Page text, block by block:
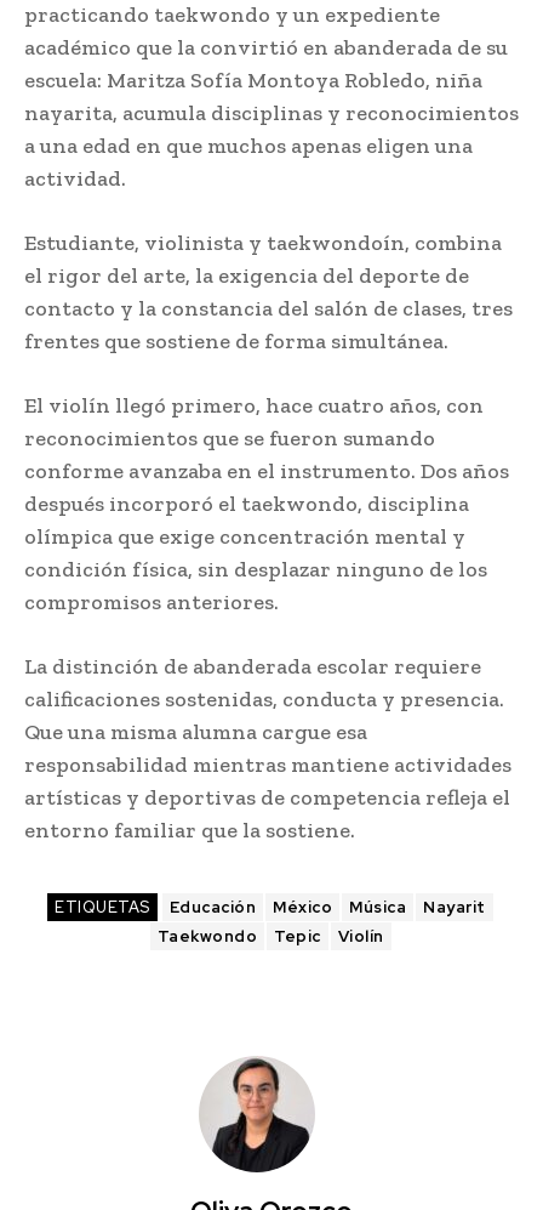
practicando taekwondo y un expediente
académico que la convirtió en abanderada de su
escuela: Maritza Sofía Montoya Robledo, niña
nayarita, acumula disciplinas y reconocimientos
a una edad en que muchos apenas eligen una
actividad.
Estudiante, violinista y taekwondoín, combina
el rigor del arte, la exigencia del deporte de
contacto y la constancia del salón de clases, tres
frentes que sostiene de forma simultánea.
El violín llegó primero, hace cuatro años, con
reconocimientos que se fueron sumando
conforme avanzaba en el instrumento. Dos años
después incorporó el taekwondo, disciplina
olímpica que exige concentración mental y
condición física, sin desplazar ninguno de los
compromisos anteriores.
La distinción de abanderada escolar requiere
calificaciones sostenidas, conducta y presencia.
Que una misma alumna cargue esa
responsabilidad mientras mantiene actividades
artísticas y deportivas de competencia refleja el
entorno familiar que la sostiene.
ETIQUETAS Educación México Música
Nayarit
Taekwondo
Tepic Violín